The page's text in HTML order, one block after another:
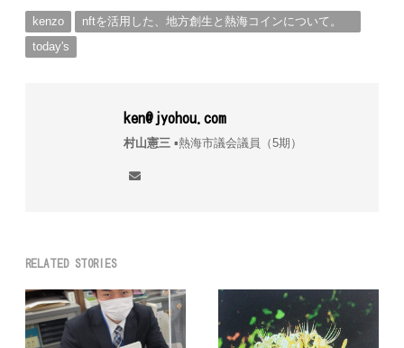
kenzo
nftを活用した、地方創生と熱海コインについて。
today's
ken@jyohou.com
村山憲三▪︎熱海市議会議員（5期）
RELATED STORIES